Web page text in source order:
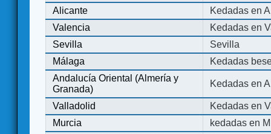
Alicante
Kedadas en
Valencia
Kedadas en
Sevilla
Sevilla
Málaga
Kedadas
Andalucía Oriental (Almería y
Granada)
Kedadas en
Valladolid
Kedadas en
Murcia
kedadas en